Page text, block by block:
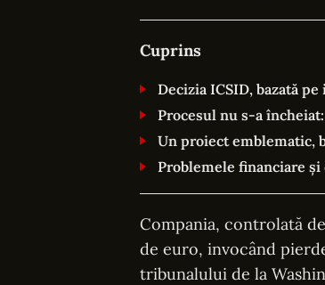
Cuprins
Decizia ICSID, bazată
Procesul nu s-a
Un proiect emblematic,
Problemele financiare
Compania, controlată
de euro, invocând
tribunalului de la